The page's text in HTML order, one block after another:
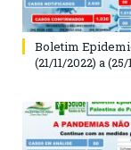
Boletim
(21/11/2022) a (25/